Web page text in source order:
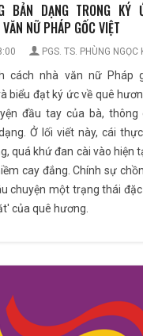
BẢN DẠNG TRONG KÝ
NỮ PHÁP GỐC VIỆT
PGS. TS. PHÙNG NGỌC
cách nhà văn nữ Pháp
biểu đạt ký ức về quê
đầu tay của bà, thông
Ở lối viết này, cái
quá khứ đan cài vào hiện
cay đắng. Chính sự
chuyện một trạng thái
của quê hương.